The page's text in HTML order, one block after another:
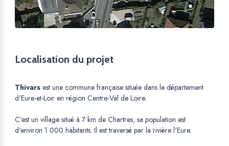
Localisation du projet
Thivars est une commune française située dans le département
d'Eure-et-Loir en région Centre-Val de Loire.
C'est un village situé à 7 km de Chartres, sa population est
d'environ 1 000 habitants. Il est traversé par la rivière l'Eure.